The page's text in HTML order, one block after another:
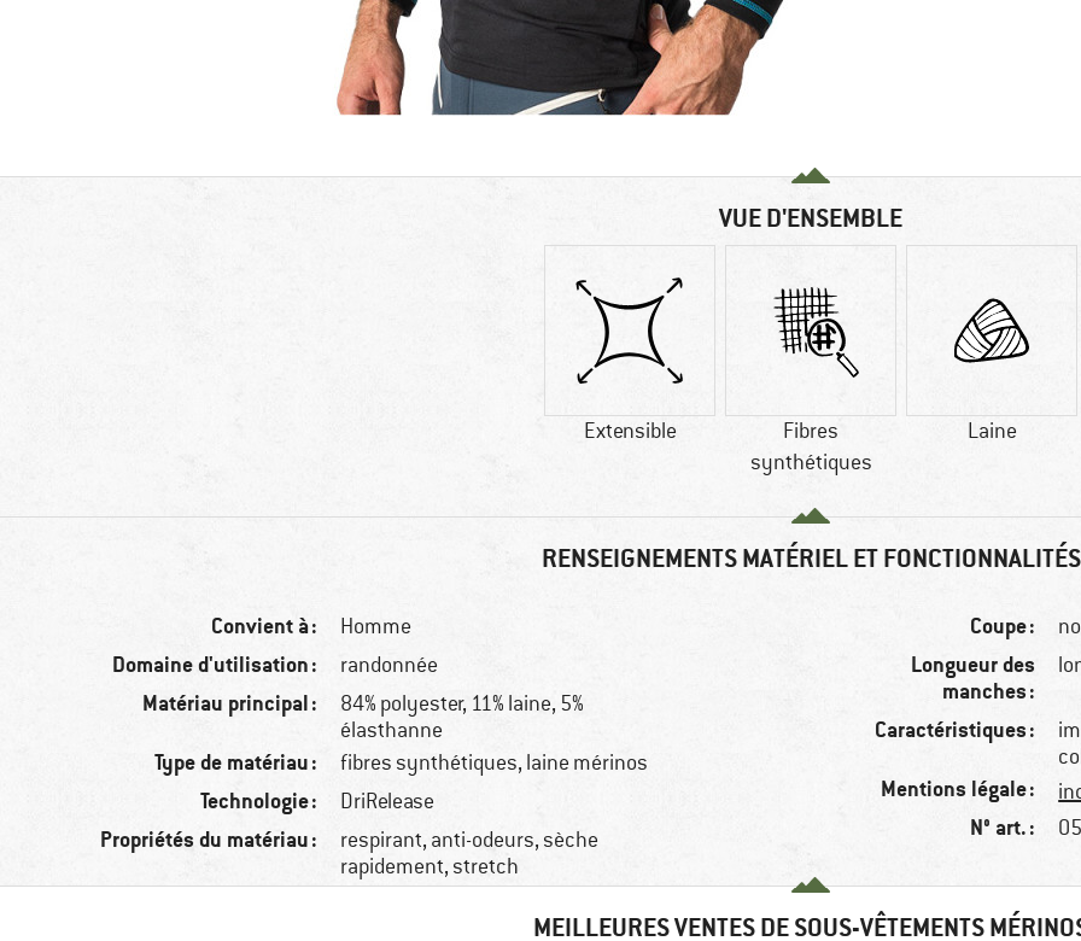
VUE D'ENSEMBLE
Extensible
Fibres
synthétiques
Laine
RENSEIGNEMENTS MATÉRIEL ET FONCTIONNALITÉS
Convient à : Homme
Domaine d'utilisation : randonnée
Matériau principal :
84% polyester, 11% laine, 5%
élasthanne
Type de matériau : fibres synthétiques, laine mérinos
Technologie : DriRelease
Propriétés du matériau :
respirant, anti-odeurs, sèche
rapidement, stretch
Coupe :
Longueur des
manches :
Caractéristiques :
Mentions légale :
N° art. :
MEILLEURES VENTES DE SOUS-VÊTEMENTS